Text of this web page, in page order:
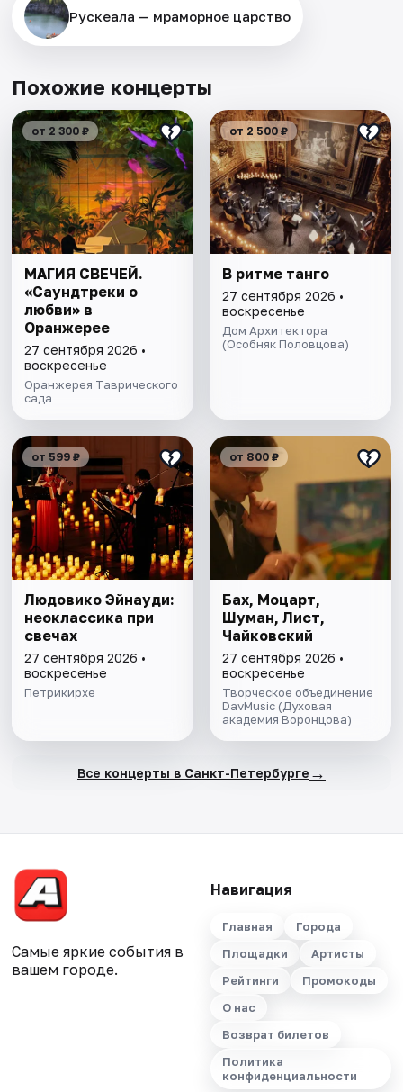
Рускеала — мраморное царство
Похожие концерты
от 2 300 ₽
МАГИЯ СВЕЧЕЙ.
«Саундтреки о
любви» в
Оранжерее
27 сентября 2026 •
воскресенье
Оранжерея Таврического
сада
от 2 500 ₽
В ритме танго
27 сентября 2026 •
воскресенье
Дом Архитектора
(Особняк Половцова)
от 599 ₽
Людовико Эйнауди:
неоклассика при
свечах
27 сентября 2026 •
воскресенье
Петрикирхе
от 800 ₽
Бах, Моцарт,
Шуман, Лист,
Чайковский
27 сентября 2026 •
воскресенье
Творческое объединение
DavMusic (Духовая
академия Воронцова)
Все концерты в Санкт-Петербурге →
Самые яркие события в
вашем городе.
Навигация
Главная
Города
Площадки
Артисты
Рейтинги
Промокоды
О нас
Возврат билетов
Политика
конфиденциальности